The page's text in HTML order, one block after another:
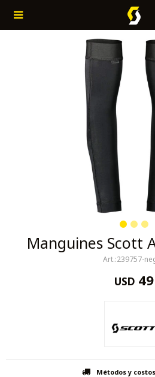

Manguines Scott
239757-
USD 49
Métodos y